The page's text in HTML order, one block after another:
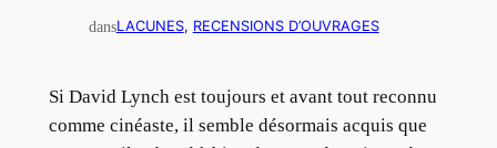
dansLACUNES, RECENSIONS D’OUVRAGES
Si David Lynch est toujours et avant tout reconnu
comme cinéaste, il semble désormais acquis que